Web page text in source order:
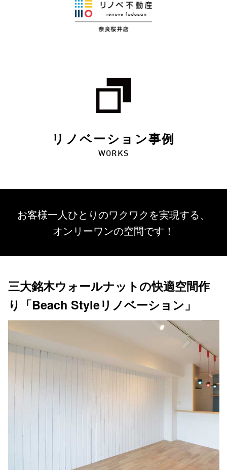
リノベーション事例
WORKS
お客様一人ひとりのワクワクを実現する、
オンリーワンの空間です！
三大銘木ウォールナットの快適空間作
り「Beach Styleリノベーション」